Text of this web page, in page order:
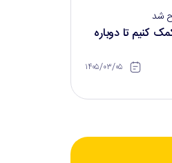
شد
کنیم تا دوباره
۱۴۰۵/۰۳/۰۵